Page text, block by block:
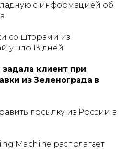
с информацией об
со шторами из
ушло 13 дней.
клиент при
из Зеленограда в
посылку из России в
Machine располагает